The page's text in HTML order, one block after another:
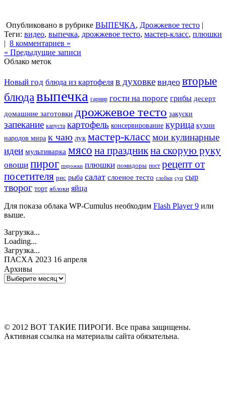
Опубликовано в рубрике ВЫПЕЧКА, Дрожжевое тесто |
Теги: видео, выпечка, дрожжевое тесто, мастер-класс, плюшки
| 8 комментариев »
« Предыдущие записи
Облако меток
Новый год блюда из картофеля в духовке видео вторые
блюдавыпечка гарнир гости на пороге грибы десерт
домашние заготовки дрожжевое тесто закуски
запекание капуста картофель консервирование курица кухни
народов мира к чаю лук мастер-класс мои кулинарные
идеи мультиварка мясо на праздникна скорую руку
овощи пирог пирожки плюшки помидоры пост рецепт от
посетителя рис рыба салат слоеное тесто слойки суп сыр
творог торт яблоки яйца
Для показа облака WP-Cumulus необходим Flash Player 9 или
выше.
Загрузка...
Loading...
Загрузка...
ПАСХА 2023 16 апреля
Архивы
Архивы
© 2012 ВОТ ТАКИЕ ПИРОГИ. Все права защищены.
Активная ссылка на материалы сайта обязательна.